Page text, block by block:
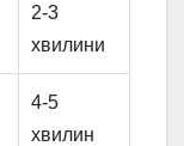
2-3
хвилини
4-5
хвилин